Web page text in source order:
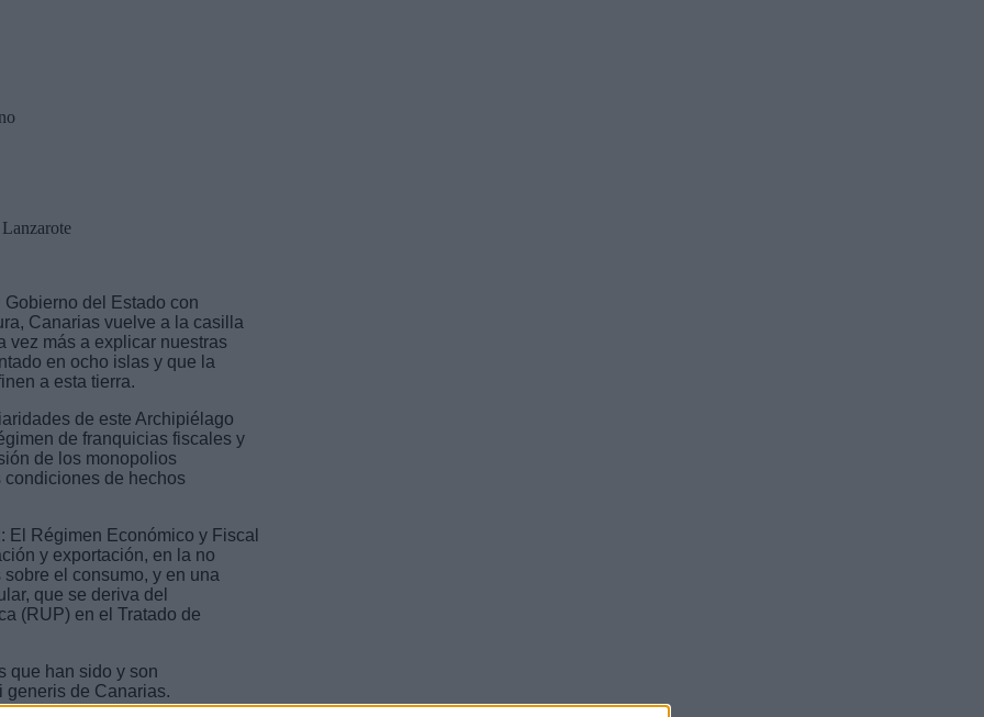
del Estado con
Canarias vuelve a la casilla
vez más a explicar nuestras
en ocho islas y que la
a esta tierra.
de este Archipiélago
de franquicias fiscales y
de los monopolios
condiciones de hechos
El Régimen Económico y Fiscal
y exportación, en la no
el consumo, y en una
que se deriva del
(RUP) en el Tratado de
que han sido y son
generis de Canarias.